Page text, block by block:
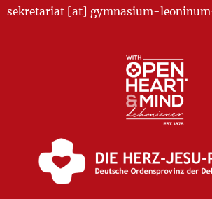
sekretariat [at] gymnasium-